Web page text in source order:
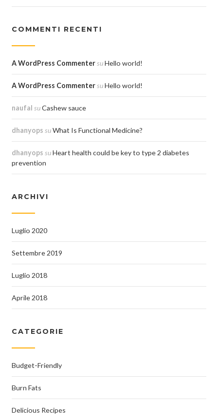
COMMENTI RECENTI
A WordPress CommentersuHello world!
A WordPress CommentersuHello world!
naufal suCashew sauce
dhanyops suWhat Is Functional Medicine?
dhanyops suHeart health could be key to type 2 diabetes
prevention
ARCHIVI
Luglio 2020
Settembre 2019
Luglio 2018
Aprile 2018
CATEGORIE
Budget-Friendly
Burn Fats
Delicious Recipes